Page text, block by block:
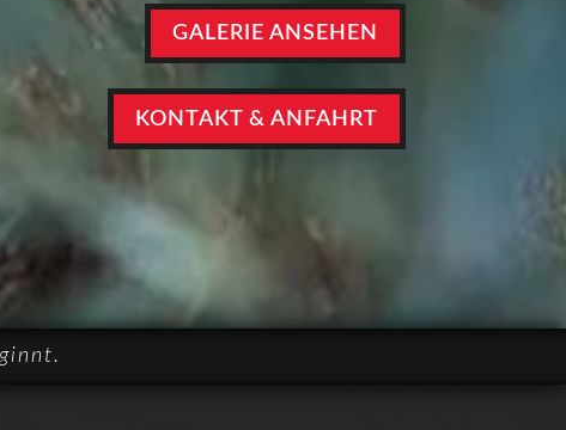
GALERIE ANSEHEN
KONTAKT & ANFAHRT